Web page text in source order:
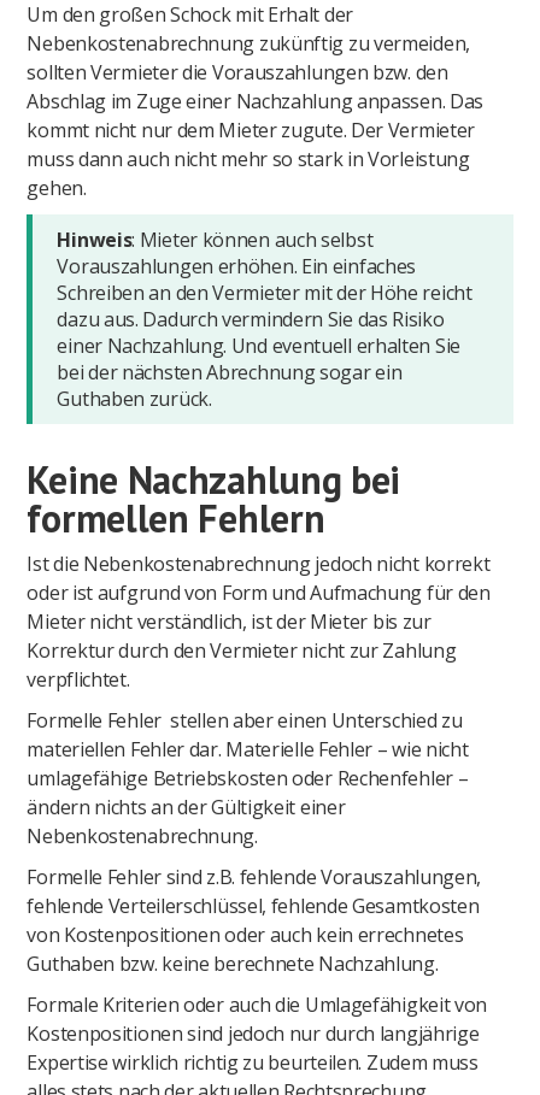
Um den großen Schock mit Erhalt der
Nebenkostenabrechnung zukünftig zu vermeiden,
sollten Vermieter die Vorauszahlungen bzw. den
Abschlag im Zuge einer Nachzahlung anpassen. Das
kommt nicht nur dem Mieter zugute. Der Vermieter
muss dann auch nicht mehr so stark in Vorleistung
gehen.
Hinweis: Mieter können auch selbst
Vorauszahlungen erhöhen. Ein einfaches
Schreiben an den Vermieter mit der Höhe reicht
dazu aus. Dadurch vermindern Sie das Risiko
einer Nachzahlung. Und eventuell erhalten Sie
bei der nächsten Abrechnung sogar ein
Guthaben zurück.
Keine Nachzahlung bei
formellen Fehlern
Ist die Nebenkostenabrechnung jedoch nicht korrekt
oder ist aufgrund von Form und Aufmachung für den
Mieter nicht verständlich, ist der Mieter bis zur
Korrektur durch den Vermieter nicht zur Zahlung
verpflichtet.
Formelle Fehler stellen aber einen Unterschied zu
materiellen Fehler dar. Materielle Fehler – wie nicht
umlagefähige Betriebskosten oder Rechenfehler –
ändern nichts an der Gültigkeit einer
Nebenkostenabrechnung.
Formelle Fehler sind z.B. fehlende Vorauszahlungen,
fehlende Verteilerschlüssel, fehlende Gesamtkosten
von Kostenpositionen oder auch kein errechnetes
Guthaben bzw. keine berechnete Nachzahlung.
Formale Kriterien oder auch die Umlagefähigkeit von
Kostenpositionen sind jedoch nur durch langjährige
Expertise wirklich richtig zu beurteilen. Zudem muss